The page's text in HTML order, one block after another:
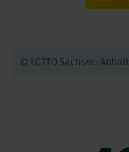
© LOTTO Sachsen-Anhalt